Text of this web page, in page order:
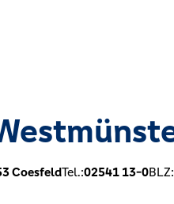
CoesfeldTel.:02541 13-0BLZ: